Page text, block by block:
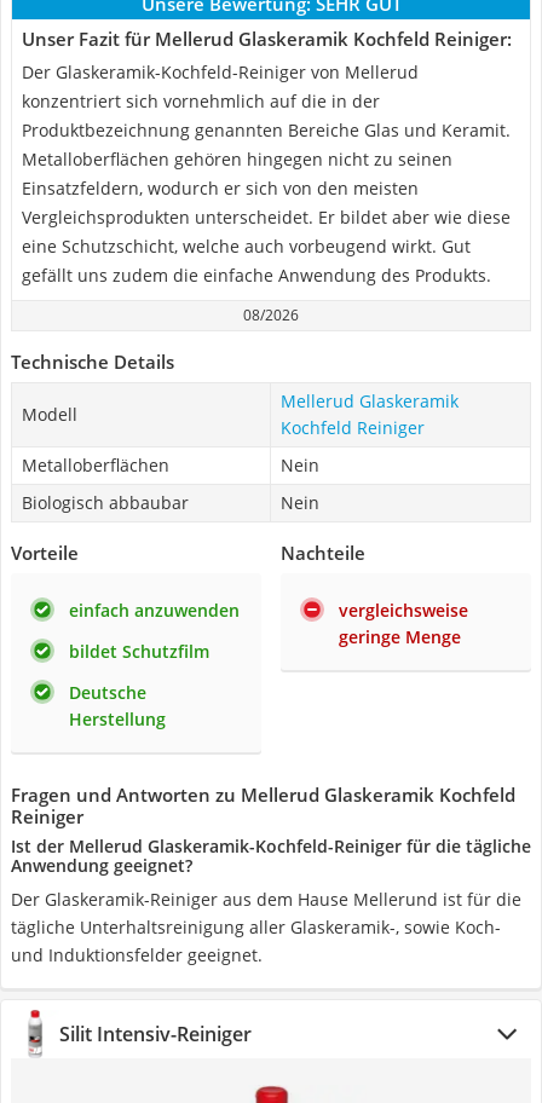
Unser Fazit für Mellerud Glaskeramik Kochfeld Reiniger:
Der Glaskeramik-Kochfeld-Reiniger von Mellerud
konzentriert sich vornehmlich auf die in der
Produktbezeichnung genannten Bereiche Glas und Keramit.
Metalloberflächen gehören hingegen nicht zu seinen
Einsatzfeldern, wodurch er sich von den meisten
Vergleichsprodukten unterscheidet. Er bildet aber wie diese
eine Schutzschicht, welche auch vorbeugend wirkt. Gut
gefällt uns zudem die einfache Anwendung des Produkts.
08/2026
Technische Details
Modell
Mellerud Glaskeramik
Kochfeld Reiniger
Metalloberflächen
Nein
Biologisch abbaubar
Nein
Vorteile
einfach anzuwenden
bildet Schutzfilm
Deutsche
Herstellung
Nachteile
vergleichsweise
geringe Menge
Fragen und Antworten zu Mellerud Glaskeramik Kochfeld
Reiniger
Ist der Mellerud Glaskeramik-Kochfeld-Reiniger für die tägliche
Anwendung geeignet?
Der Glaskeramik-Reiniger aus dem Hause Mellerund ist für die
tägliche Unterhaltsreinigung aller Glaskeramik-, sowie Koch-
und Induktionsfelder geeignet.
Silit Intensiv-Reiniger